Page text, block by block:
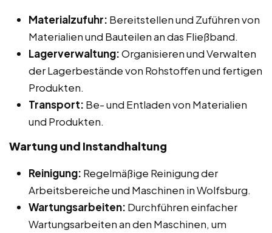
Materialzufuhr: Bereitstellen und Zuführen von
Materialien und Bauteilen an das Fließband.
Lagerverwaltung:Organisieren und Verwalten
der Lagerbestände von Rohstoffen und fertigen
Produkten.
Transport: Be- und Entladen von Materialien
und Produkten.
Wartung und Instandhaltung
Reinigung: Regelmäßige Reinigung der
Arbeitsbereiche und Maschinen in Wolfsburg.
Wartungsarbeiten: Durchführen einfacher
Wartungsarbeiten an den Maschinen, um